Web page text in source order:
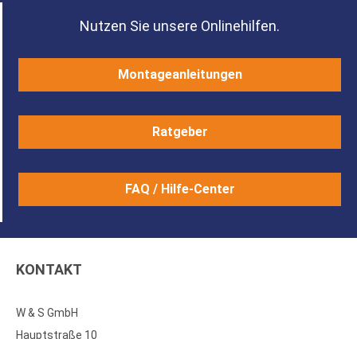
Nutzen Sie unsere Onlinehilfen.
Montageanleitungen
Ratgeber
FAQ / Hilfe-Center
KONTAKT
W & S GmbH
Hauptstraße 10